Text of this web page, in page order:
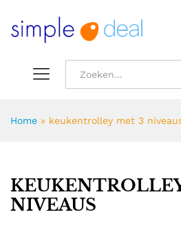
Home » keukentrolley met 3
NIVEAUS